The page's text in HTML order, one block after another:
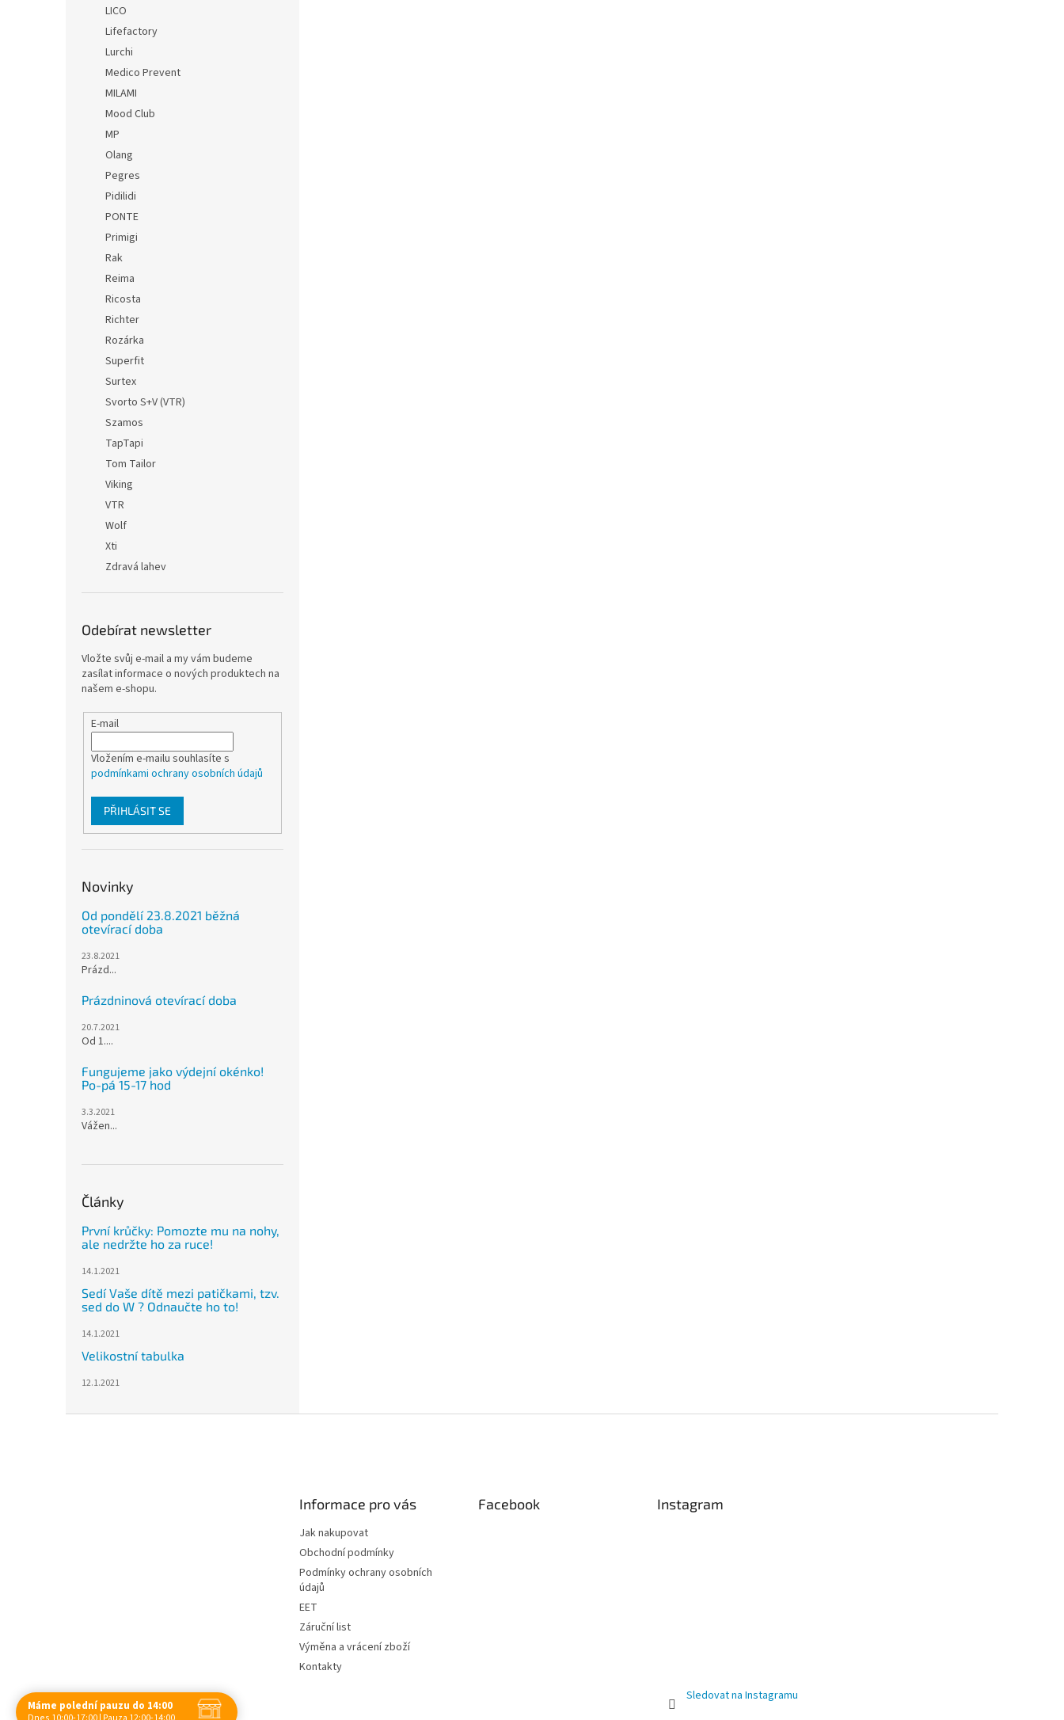
LICO
Lifefactory
Lurchi
Medico Prevent
MILAMI
Mood Club
MP
Olang
Pegres
Pidilidi
PONTE
Primigi
Rak
Reima
Ricosta
Richter
Rozárka
Superfit
Surtex
Svorto S+V (VTR)
Szamos
TapTapi
Tom Tailor
Viking
VTR
Wolf
Xti
Zdravá lahev
Odebírat newsletter
Vložte svůj e-mail a my vám budeme
zasílat informace o nových produktech na
našem e-shopu.
E-mail
Vložením e-mailu souhlasíte s
podmínkami ochrany osobních údajů
PŘIHLÁSIT SE
Novinky
Od pondělí 23.8.2021 běžná
otevírací doba
23.8.2021
Prázd...
Prázdninová otevírací doba
20.7.2021
Od 1....
Fungujeme jako výdejní okénko!
Po-pá 15-17 hod
3.3.2021
Vážen...
Články
První krůčky: Pomozte mu na nohy,
ale nedržte ho za ruce!
14.1.2021
Sedí Vaše dítě mezi patičkami, tzv.
sed do W ? Odnaučte ho to!
14.1.2021
Velikostní tabulka
12.1.2021
Informace pro vás
Jak nakupovat
Obchodní podmínky
Podmínky ochrany osobních
údajů
EET
Záruční list
Výměna a vrácení zboží
Kontakty
Facebook Instagram
Sledovat na Instagramu
Máme polední pauzu do 14:00